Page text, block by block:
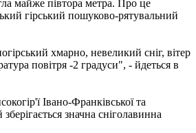
майже півтора метра. Про це
гірський пошуково-рятувальний
хмарно, невеликий сніг, вітер
повітря -2 градуси", - йдеться в
Івано-Франківської та
зберігається значна сніголавинна